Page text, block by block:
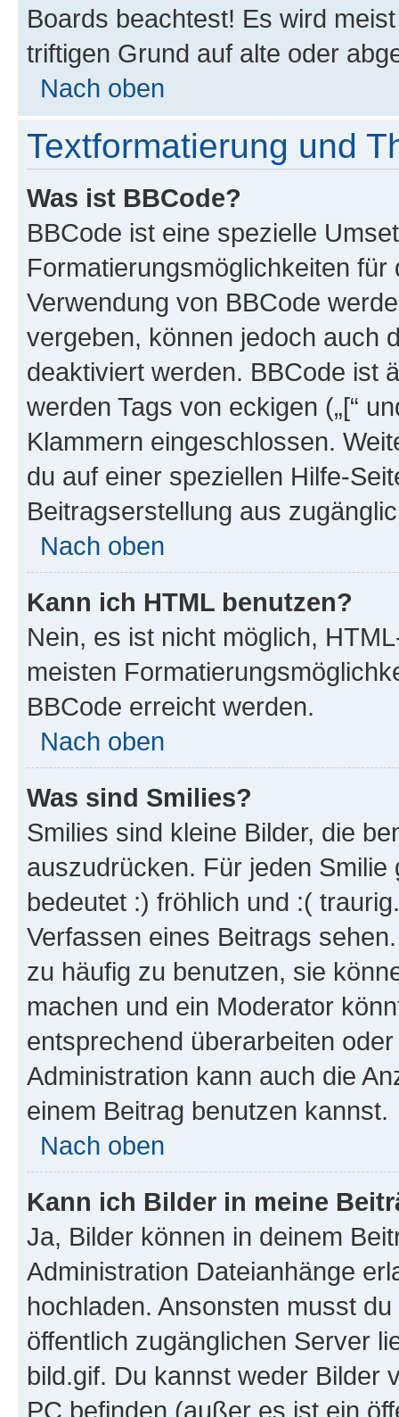
Boards beachtest! Es wird
triftigen Grund auf alte oder
Nach oben
Textformatierung und
Was ist BBCode?
BBCode ist eine spezielle
Formatierungsmöglichkeiten
Verwendung von BBCode
vergeben, können jedoch auch
deaktiviert werden. BBCode ist
werden Tags von eckigen („[“
Klammern eingeschlossen.
du auf einer speziellen Hilfe-
Beitragserstellung aus
Nach oben
Kann ich HTML benutzen?
Nein, es ist nicht möglich,
meisten
BBCode erreicht werden.
Nach oben
Was sind Smilies?
Smilies sind kleine Bilder, die
auszudrücken. Für jeden
bedeutet :) fröhlich und :(
Verfassen eines Beitrags
zu häufig zu benutzen, sie
machen und ein Moderator
entsprechend überarbeiten
Administration kann auch die
einem Beitrag benutzen kannst.
Nach oben
Kann ich Bilder in meine
Ja, Bilder können in deinem
Administration Dateianhänge
hochladen. Ansonsten musst
öffentlich zugänglichen Server
bild.gif. Du kannst weder Bilder
PC befinden (außer es ist ein